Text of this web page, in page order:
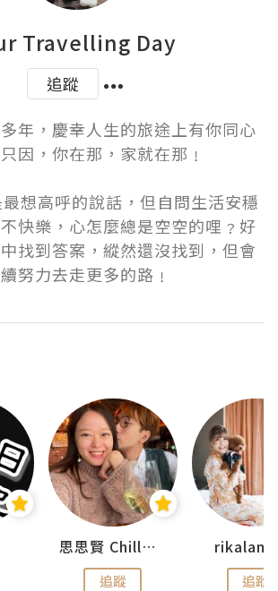
Travelling Day
追蹤
年，慶幸人生的旅途上有你同心
因，你在那，家就在那﹗
想高呼的說話，但自問生活安穩
快樂，心怎麼總是空空的哩﹖好
找到答案，縱然還沒找到，但會
努力去走更多的路﹗
思思賢 ChillMyBabe
追蹤 追蹤